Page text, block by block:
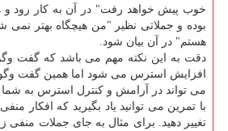
خوب پیش خواهد رفت" در آن به كار رود و
بوده و جملاتی نظیر "من هیچگاه بهتر
هستم" در آن بیان شود.
دقت به این نكته مهم می باشد كه گفت
افزایش استرس می شود اما همین گفت
می تواند در آرامش و كنترل استرس به شما
با تمرین می توانید یاد بگیرید كه افكار
تغییر دهید. برای مثال به جای جملات منفی